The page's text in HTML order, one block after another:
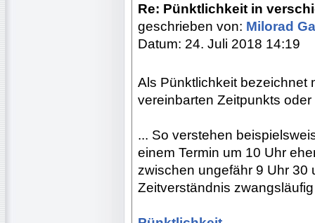
Re: Pünktlichkeit in
geschrieben von: Milorad
Datum: 24. Juli 2018 14:19
Als Pünktlichkeit bezeichnet
vereinbarten Zeitpunkts oder
... So verstehen
einem Termin um 10 Uhr
zwischen ungefähr 9 Uhr 30
Zeitverständnis